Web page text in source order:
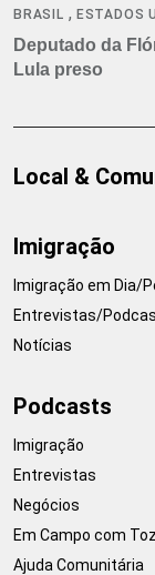
BRASIL , ESTADOS
Deputado da
Lula preso
Local &
Imigração
Imigração em Dia/
Entrevistas/
Notícias
Podcasts
Imigração
Entrevistas
Negócios
Em Campo com
Ajuda Comunitária